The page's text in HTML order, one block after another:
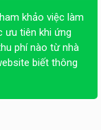
khảo việc làm
ưu tiên khi ứng
phí nào từ nhà
biết thông